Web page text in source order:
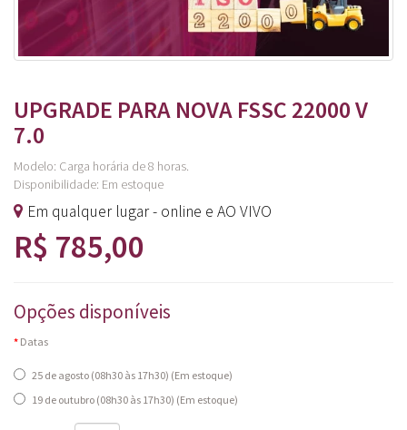
UPGRADE PARA NOVA FSSC 22000 V
7.0
Modelo: Carga horária de 8 horas.
Disponibilidade: Em estoque
Em qualquer lugar - online e AO VIVO
R$ 785,00
Opções disponíveis
Datas
25 de agosto (08h30 às 17h30) (Em estoque)
19 de outubro (08h30 às 17h30) (Em estoque)